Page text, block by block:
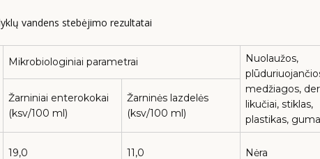
vandens stebėjimo rezultatai
Mikrobiologiniai parametrai
Nuolaužos,
medžiagos,
likučiai, stiklas,
plastikas, guma
Žarniniai enterokokai
(ksv/100 ml)
Žarninės lazdelės
(ksv/100 ml)
19,0 11,0 Nėra